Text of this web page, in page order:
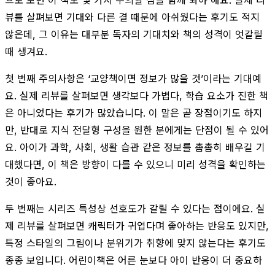
뷰를 살펴보면 기대와 다른 결 때문에 아쉬웠다는 후기도 적지
않은데, 그 이유는 대부분 독자의 기대치와 책의 성격이 엇갈릴
때 생겨요.
첫 번째 주의사항은 ‘교양책이면 정보가 많을 것’이라는 기대예
요. 실제 리뷰를 살펴보면 생각보다 가볍다, 학습 요소가 진한 책
은 아니었다는 후기가 많았습니다. 이 말은 곧 장점이기도 하지
만, 반대로 지식 전달형 구성을 원한 분에게는 단점이 될 수 있어
요. 아이가 과학, 사회, 생활 습관 같은 정보를 촘촘히 배우길 기
대했다면, 이 책은 방향이 다를 수 있으니 미리 성격을 확인하는
것이 좋아요.
두 번째는 시리즈 특성상 선호도가 갈릴 수 있다는 점이에요. 실
제 리뷰를 살펴보면 캐릭터가 귀엽다며 좋아하는 반응도 있지만,
특정 스타일의 그림이나 분위기가 취향에 맞지 않는다는 후기도
종종 보입니다. 어린이책은 어른 눈보다 아이 반응이 더 중요하